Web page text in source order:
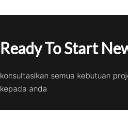
Ready To Start
konsultasikan semua kebutuan
kepada anda